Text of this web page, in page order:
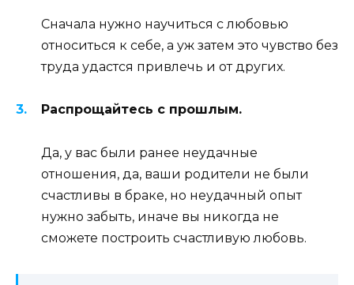
Сначала нужно научиться с любовью
относиться к себе, а уж затем это чувство без
труда удастся привлечь и от других.
Распрощайтесь с прошлым.
Да, у вас были ранее неудачные
отношения, да, ваши родители не были
счастливы в браке, но неудачный опыт
нужно забыть, иначе вы никогда не
сможете построить счастливую любовь.